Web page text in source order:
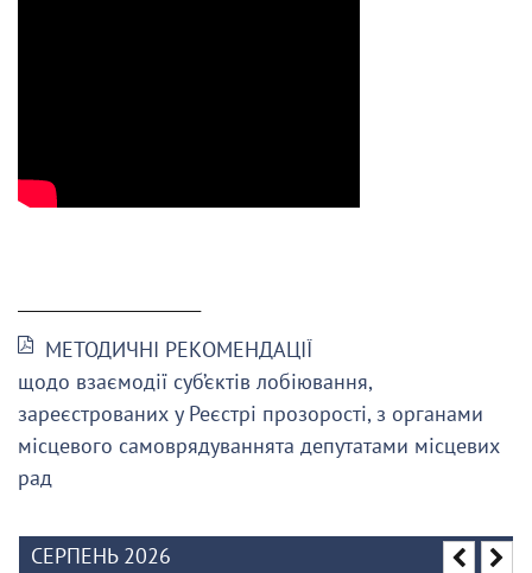
МЕТОДИЧНІ РЕКОМЕНДАЦІЇ
щодо взаємодії суб’єктів лобіювання,
зареєстрованих у Реєстрі прозорості, з органами
місцевого самоврядуваннята депутатами місцевих
рад
СЕРПЕНЬ 2026